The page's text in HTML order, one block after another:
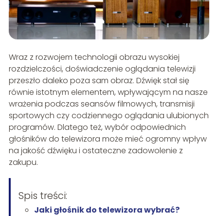
Wraz z rozwojem technologii obrazu wysokiej
rozdzielczości, doświadczenie oglądania telewizji
przeszło daleko poza sam obraz. Dźwięk stał się
równie istotnym elementem, wpływającym na nasze
wrażenia podczas seansów filmowych, transmisji
sportowych czy codziennego oglądania ulubionych
programów. Dlatego też, wybór odpowiednich
głośników do telewizora może mieć ogromny wpływ
na jakość dźwięku i ostateczne zadowolenie z
zakupu.
Spis treści:
Jaki głośnik do telewizora wybrać?